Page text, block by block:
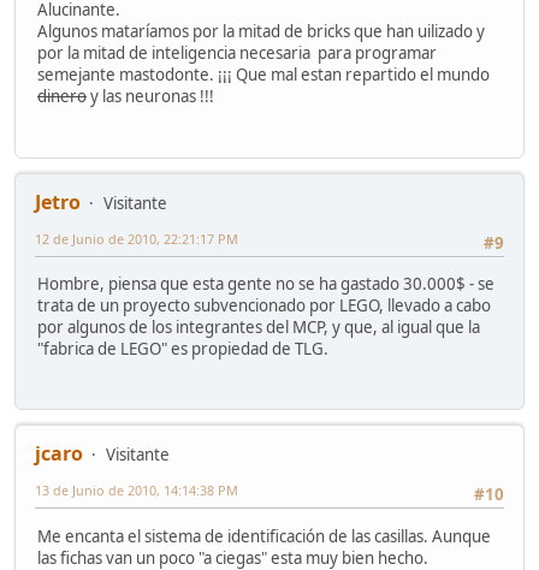
Alucinante.
Algunos mataríamos por la mitad de bricks que han uilizado y
por la mitad de inteligencia necesaria para programar
semejante mastodonte. ¡¡¡ Que mal estan repartido el mundo
dineroy las neuronas !!!
Jetro
Visitante
#9
12 de Junio de 2010, 22:21:17 PM
Hombre, piensa que esta gente no se ha gastado 30.000$ - se
trata de un proyecto subvencionado por LEGO, llevado a cabo
por algunos de los integrantes del MCP, y que, al igual que la
"fabrica de LEGO" es propiedad de TLG.
jcaro
Visitante
#10
13 de Junio de 2010, 14:14:38 PM
Me encanta el sistema de identificación de las casillas. Aunque
las fichas van un poco "a ciegas" esta muy bien hecho.